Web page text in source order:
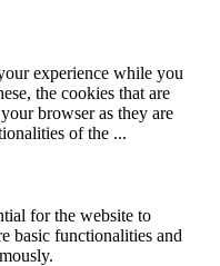
experience while you
the cookies that are
browser as they are
of the ...
for the website to
basic functionalities and